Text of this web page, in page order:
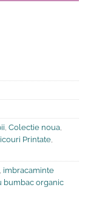
Colectie noua
Printate
imbracaminte
bumbac organic